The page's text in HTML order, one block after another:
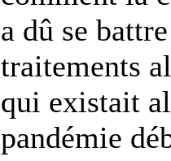
a dû se
traitements
qui existait
pandémie